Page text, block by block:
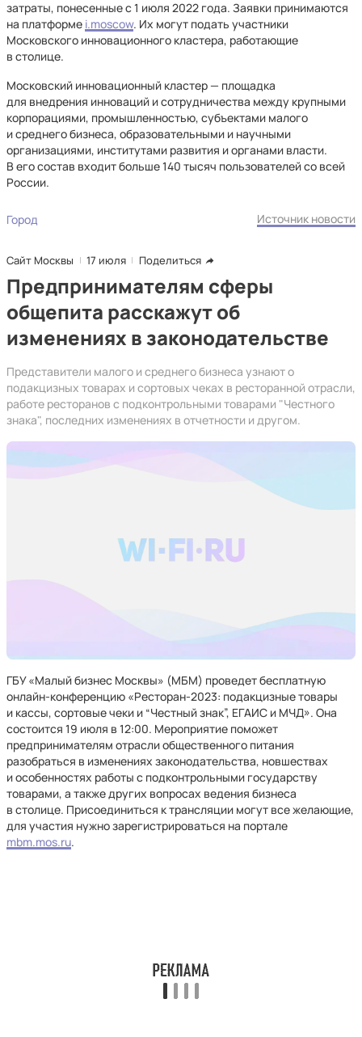
затраты, понесенные с 1 июля 2022 года. Заявки принимаются
на платформе i.moscow. Их могут подать участники
Московского инновационного кластера, работающие
в столице.
Московский инновационный кластер — площадка
для внедрения инноваций и сотрудничества между крупными
корпорациями, промышленностью, субъектами малого
и среднего бизнеса, образовательными и научными
организациями, институтами развития и органами власти.
В его состав входит больше 140 тысяч пользователей со всей
России.
Город Источник новости
Сайт Москвы 17 июля Поделиться
Предпринимателям сферы
общепита расскажут об
изменениях в законодательстве
Представители малого и среднего бизнеса узнают о
подакцизных товарах и сортовых чеках в ресторанной отрасли,
работе ресторанов с подконтрольными товарами "Честного
знака", последних изменениях в отчетности и другом.
ГБУ «Малый бизнес Москвы» (МБМ) проведет бесплатную
онлайн-конференцию «Ресторан-2023: подакцизные товары
и кассы, сортовые чеки и “Честный знак”, ЕГАИС и МЧД». Она
состоится 19 июля в 12:00. Мероприятие поможет
предпринимателям отрасли общественного питания
разобраться в изменениях законодательства, новшествах
и особенностях работы с подконтрольными государству
товарами, а также других вопросах ведения бизнеса
в столице. Присоединиться к трансляции могут все желающие,
для участия нужно зарегистрироваться на портале
mbm.mos.ru.